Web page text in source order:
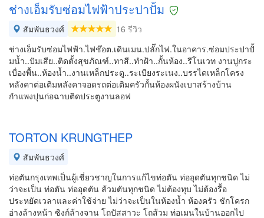
ช่างเอ็มรับซ่อมไฟฟ้าประปาปั้ม
สัมพันธวงศ์
16 รีวิว
ช่างเอ็มรับซ่อมไฟฟ้า.ไฟช๊อต.เดินเมน.ปลั๊กไฟ.ในอาคาร.ซ่อมประปาปั้
มน้ำ..ปัมเสีย..ติดตั้งสุขภัณฑ์..ทาสี..ทำฝ้า..กั้นห้อง..รีโนเวท งานปูกระ
เบื่องพื้น..ห้องน้ำ..งานเหล็กประตู..ระเบียงระเนง..บรรไดเหล็กโครง
หลังคาต่อเติมหลังคาจอดรถต่อเติมครัวกั้นห้องผนังเบาสร้างบ้าน
กำแพงปุนก่อฉาบติดประตูงานลอฟ
TORTON KRUNGTHEP
สัมพันธวงศ์
ท่อตันกรุงเทพเป็นผู้เชี่ยวชาญในการแก้ไขท่อตัน ท่ออุดตันทุกชนิด ไม่
ว่าจะเป็น ท่อตัน ท่ออุดตัน ส้วมตันทุกชนิด ไม่ต้องทุบ ไม่ต้องรื้อ
ประหยัดเวลาและค่าใช้จ่าย ไม่ว่าจะเป็นในห้องน้ำ ห้องครัว ชักโครก
อ่างล้างหน้า ซิงก์ล้างจาน โถปัสสาวะ โถส้วม ท่อเมนในบ้านออกไป